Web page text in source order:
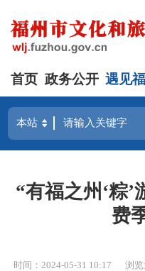
首页 政务公开 遇见
“有福之州‘粽
费
时间：2024-05-31 10:17 浏